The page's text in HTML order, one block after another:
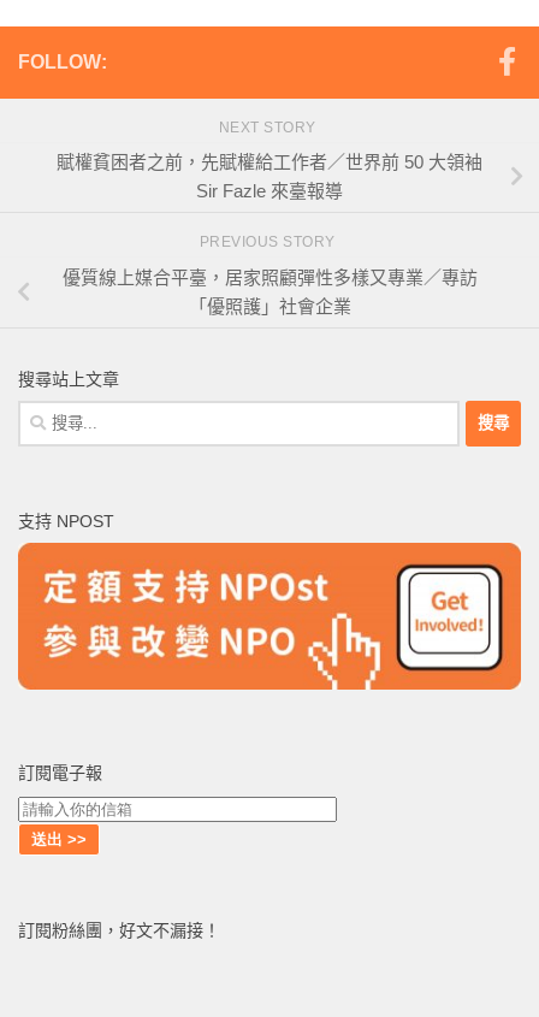
FOLLOW:
NEXT STORY
賦權貧困者之前，先賦權給工作者／世界前 50 大領袖
Sir Fazle 來臺報導
PREVIOUS STORY
優質線上媒合平臺，居家照顧彈性多樣又專業／專訪
「優照護」社會企業
搜尋站上文章
搜
尋
字:
支持 NPOST
訂閱電子報
訂閱粉絲團，好文不漏接！